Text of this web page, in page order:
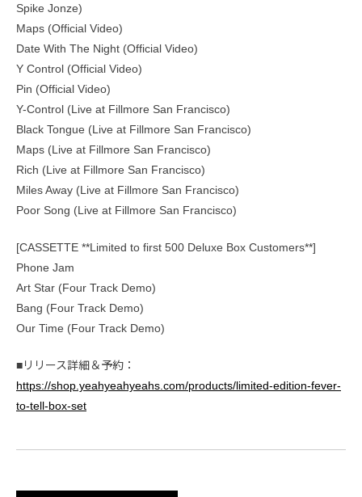
Spike Jonze)
Maps (Official Video)
Date With The Night (Official Video)
Y Control (Official Video)
Pin (Official Video)
Y-Control (Live at Fillmore San Francisco)
Black Tongue (Live at Fillmore San Francisco)
Maps (Live at Fillmore San Francisco)
Rich (Live at Fillmore San Francisco)
Miles Away (Live at Fillmore San Francisco)
Poor Song (Live at Fillmore San Francisco)
[CASSETTE **Limited to first 500 Deluxe Box Customers**]
Phone Jam
Art Star (Four Track Demo)
Bang (Four Track Demo)
Our Time (Four Track Demo)
■リリース詳細＆予約：
https://shop.yeahyeahyeahs.com/products/limited-edition-fever-
to-tell-box-set